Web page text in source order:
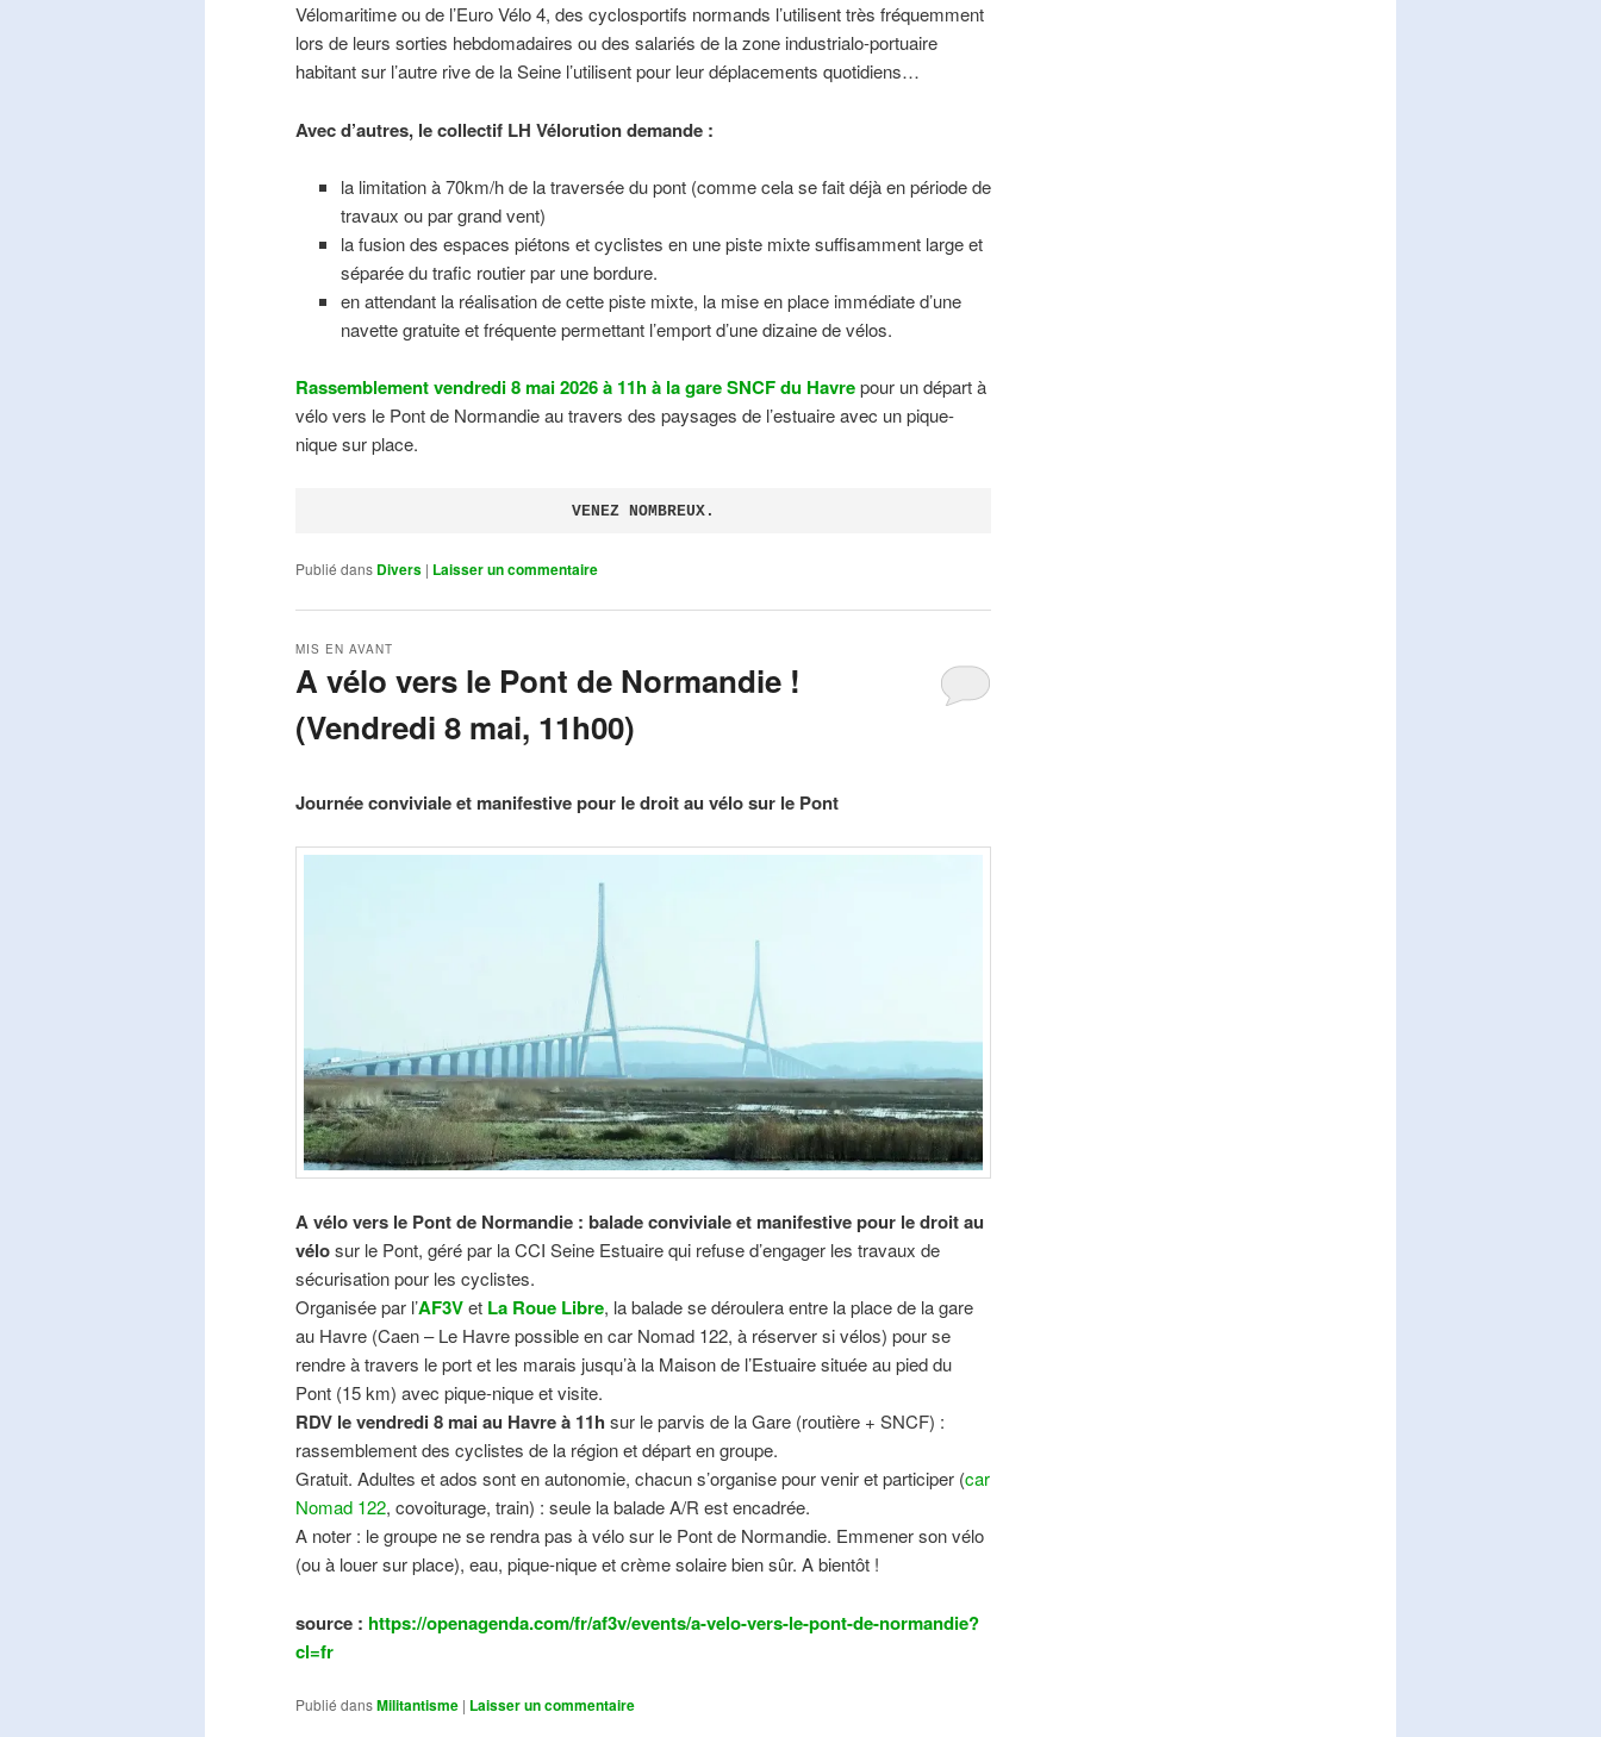
Vélomaritime ou de l’Euro Vélo 4, des cyclosportifs normands l’utilisent très fréquemment
lors de leurs sorties hebdomadaires ou des salariés de la zone industrialo-portuaire
habitant sur l’autre rive de la Seine l’utilisent pour leur déplacements quotidiens…
Avec d’autres, le collectif LH Vélorution demande :
la limitation à 70km/h de la traversée du pont (comme cela se fait déjà en période de
travaux ou par grand vent)
la fusion des espaces piétons et cyclistes en une piste mixte suffisamment large et
séparée du trafic routier par une bordure.
en attendant la réalisation de cette piste mixte, la mise en place immédiate d’une
navette gratuite et fréquente permettant l’emport d’une dizaine de vélos.
Rassemblement vendredi 8 mai 2026 à 11h à la gare SNCF du Havrepour un départ à
vélo vers le Pont de Normandie au travers des paysages de l’estuaire avec un pique-
nique sur place.
VENEZ NOMBREUX.
Publié dans Divers | Laisser un commentaire
A vélo vers le Pont de Normandie !
(Vendredi 8 mai, 11h00)
MIS EN AVANT
Journée conviviale et manifestive pour le droit au vélo sur le Pont
A vélo vers le Pont de Normandie : balade conviviale et manifestivepour le droit au
vélosur le Pont, géré par la CCI Seine Estuaire qui refuse d’engager les travaux de
sécurisation pour les cyclistes.
Organisée par l’AF3Vet La Roue Libre, la balade se déroulera entre la place de la gare
au Havre (Caen – Le Havre possible en car Nomad 122, à réserver si vélos) pour se
rendre à travers le port et les marais jusqu’à la Maison de l’Estuaire située au pied du
Pont (15 km) avec pique-nique et visite.
RDV le vendredi 8 mai au Havre à 11h sur le parvis de la Gare (routière + SNCF) :
rassemblement des cyclistes de la région et départ en groupe.
Gratuit. Adultes et ados sont en autonomie, chacun s’organise pour venir et participer (car
Nomad 122, covoiturage, train) : seule la balade A/R est encadrée.
A noter : le groupe ne se rendra pas à vélo sur le Pont de Normandie. Emmener son vélo
(ou à louer sur place), eau, pique-nique et crème solaire bien sûr. A bientôt !
source : https://openagenda.com/fr/af3v/events/a-velo-vers-le-pont-de-normandie?
cl=fr
Publié dansMilitantisme | Laisser un commentaire